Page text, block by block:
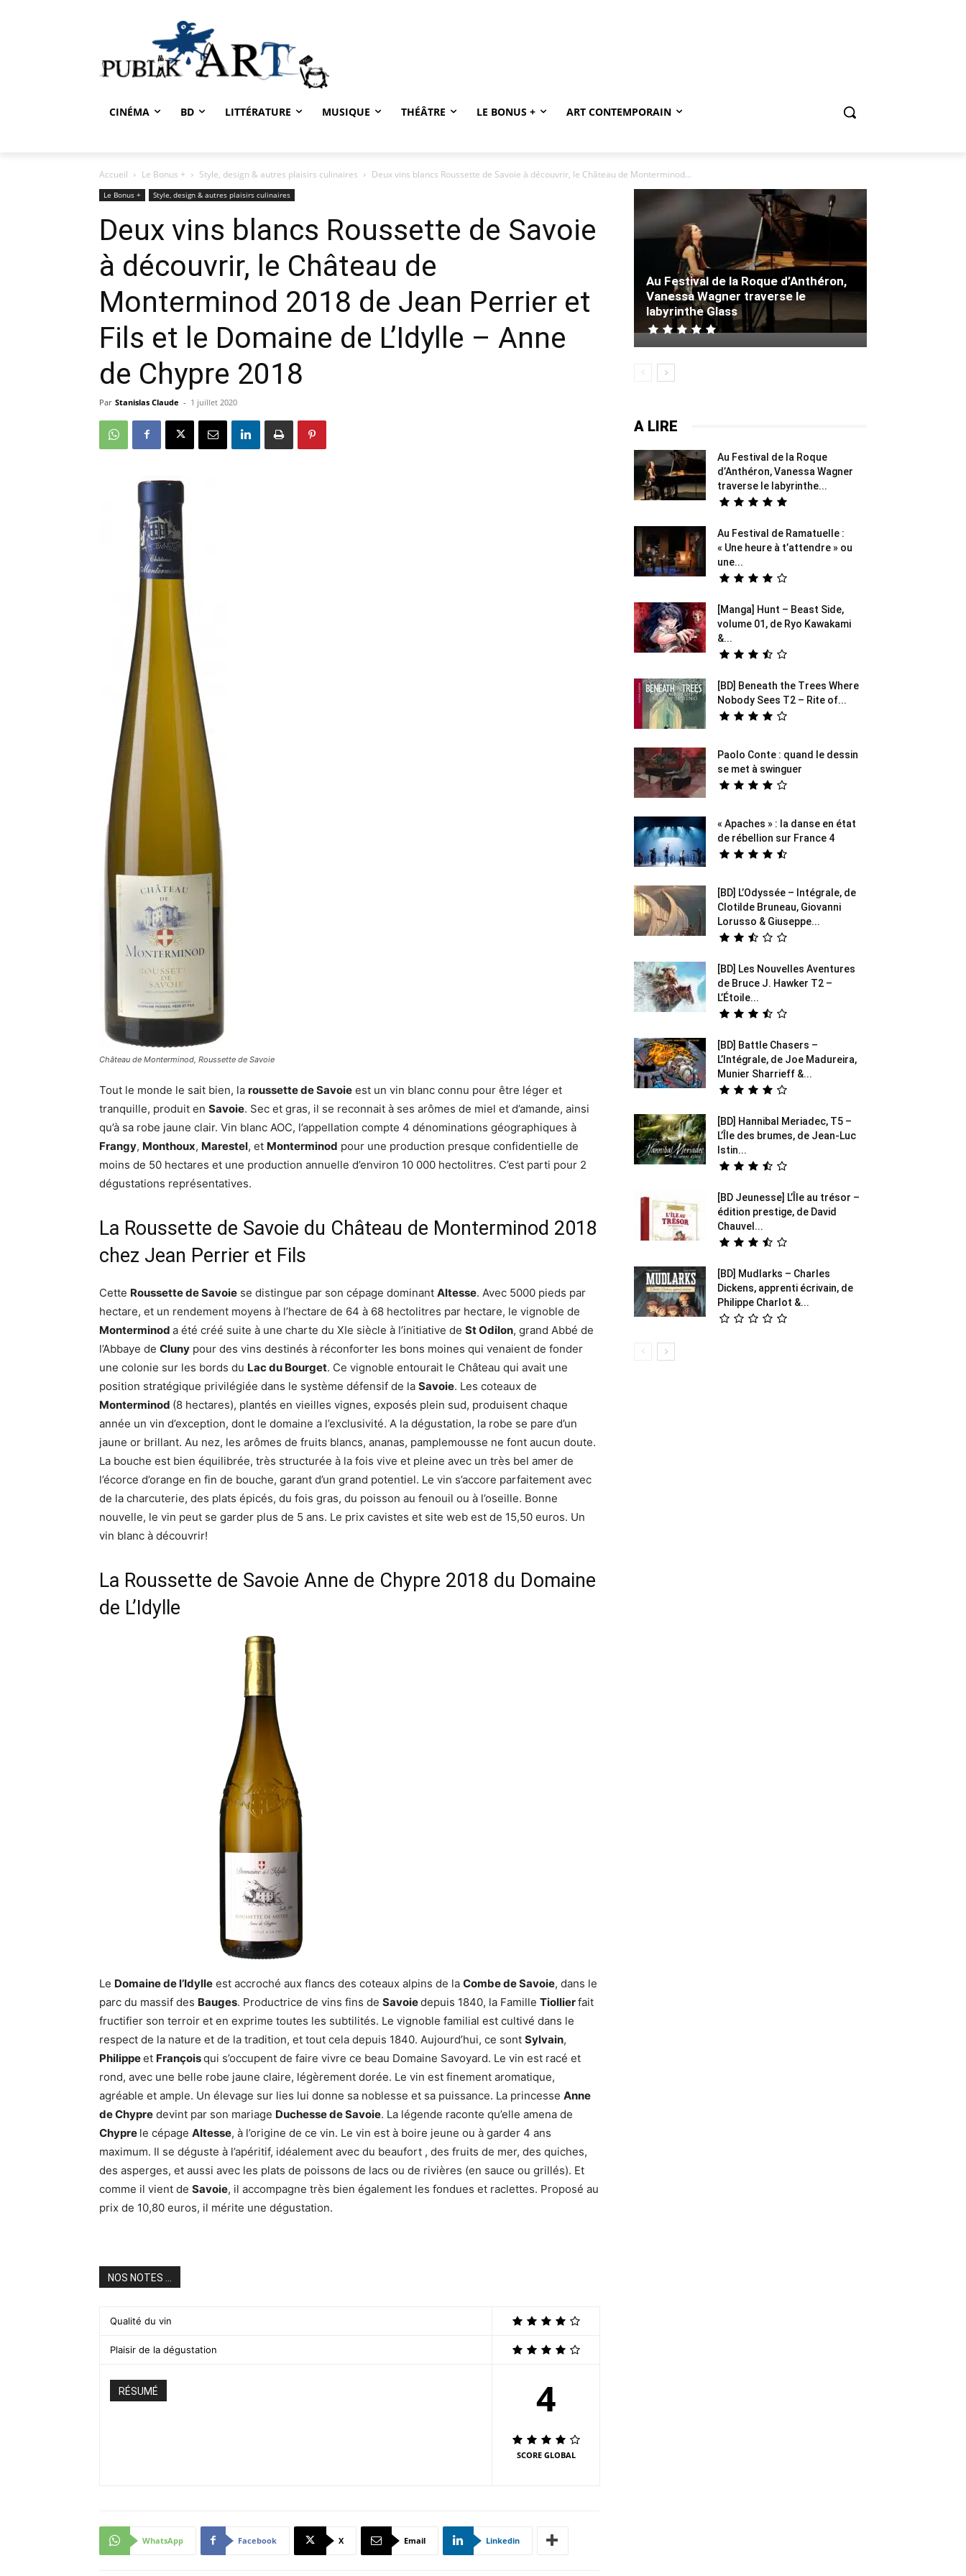
CINÉMA BD LITTÉRATURE MUSIQUE THÉÂTRE LE BONUS + ART CONTEMPORAIN
Accueil Le Bonus + Style, design & autres plaisirs culinaires Deux vins blancs Roussette de Savoie à découvrir, le Château de Monterminod...
Le Bonus + Style, design & autres plaisirs culinaires
Deux vins blancs Roussette de Savoie
à découvrir, le Château de
Monterminod 2018 de Jean Perrier et
Fils et le Domaine de L’Idylle – Anne
de Chypre 2018
Par Stanislas Claude - 1 juillet 2020
Château de Monterminod, Roussette de Savoie
Tout le monde le sait bien, la roussette de Savoie est un vin blanc connu pour être léger et
tranquille, produit en Savoie. Sec et gras, il se reconnait à ses arômes de miel et d’amande, ainsi
qu’à sa robe jaune clair. Vin blanc AOC, l’appellation compte 4 dénominations géographiques à
Frangy, Monthoux, Marestel, et Monterminod pour une production presque confidentielle de
moins de 50 hectares et une production annuelle d’environ 10 000 hectolitres. C’est parti pour 2
dégustations représentatives.
La Roussette de Savoie du Château de Monterminod 2018
chez Jean Perrier et Fils
Cette Roussette de Savoie se distingue par son cépage dominant Altesse. Avec 5000 pieds par
hectare, et un rendement moyens à l’hectare de 64 à 68 hectolitres par hectare, le vignoble de
Monterminod a été créé suite à une charte du XIe siècle à l’initiative de St Odilon, grand Abbé de
l’Abbaye de Cluny pour des vins destinés à réconforter les bons moines qui venaient de fonder
une colonie sur les bords du Lac du Bourget. Ce vignoble entourait le Château qui avait une
position stratégique privilégiée dans le système défensif de la Savoie. Les coteaux de
Monterminod (8 hectares), plantés en vieilles vignes, exposés plein sud, produisent chaque
année un vin d’exception, dont le domaine a l’exclusivité. A la dégustation, la robe se pare d’un
jaune or brillant. Au nez, les arômes de fruits blancs, ananas, pamplemousse ne font aucun doute.
La bouche est bien équilibrée, très structurée à la fois vive et pleine avec un très bel amer de
l’écorce d’orange en fin de bouche, garant d’un grand potentiel. Le vin s’accore parfaitement avec
de la charcuterie, des plats épicés, du fois gras, du poisson au fenouil ou à l’oseille. Bonne
nouvelle, le vin peut se garder plus de 5 ans. Le prix cavistes et site web est de 15,50 euros. Un
vin blanc à découvrir!
La Roussette de Savoie Anne de Chypre 2018 du Domaine
de L’Idylle
Le Domaine de l’Idylle est accroché aux flancs des coteaux alpins de la Combe de Savoie, dans le
parc du massif des Bauges. Productrice de vins fins de Savoiedepuis 1840, la Famille Tiollierfait
fructifier son terroir et en exprime toutes les subtilités. Le vignoble familial est cultivé dans le
respect de la nature et de la tradition, et tout cela depuis 1840. Aujourd’hui, ce sont Sylvain,
Philippeet Françoisqui s’occupent de faire vivre ce beau Domaine Savoyard. Le vin est racé et
rond, avec une belle robe jaune claire, légèrement dorée. Le vin est finement aromatique,
agréable et ample. Un élevage sur lies lui donne sa noblesse et sa puissance. La princesse Anne
de Chypre devint par son mariage Duchesse de Savoie. La légende raconte qu’elle amena de
Chypre le cépage Altesse, à l’origine de ce vin. Le vin est à boire jeune ou à garder 4 ans
maximum. Il se déguste à l’apéritif, idéalement avec du beaufort , des fruits de mer, des quiches,
des asperges, et aussi avec les plats de poissons de lacs ou de rivières (en sauce ou grillés). Et
comme il vient de Savoie, il accompagne très bien également les fondues et raclettes. Proposé au
prix de 10,80 euros, il mérite une dégustation.
NOS NOTES ...
Qualité du vin
Plaisir de la dégustation
RÉSUMÉ 4
SCORE GLOBAL
WhatsApp Facebook X Email Linkedin
Au Festival de la Roque d’Anthéron,
Vanessa Wagner traverse le
labyrinthe Glass
A LIRE
Au Festival de la Roque
d’Anthéron, Vanessa Wagner
traverse le labyrinthe...
Au Festival de Ramatuelle :
« Une heure à t’attendre » ou
une...
[Manga] Hunt – Beast Side,
volume 01, de Ryo Kawakami
&...
[BD] Beneath the Trees Where
Nobody Sees T2 – Rite of...
Paolo Conte : quand le dessin
se met à swinguer
« Apaches » : la danse en état
de rébellion sur France 4
[BD] L’Odyssée – Intégrale, de
Clotilde Bruneau, Giovanni
Lorusso & Giuseppe...
[BD] Les Nouvelles Aventures
de Bruce J. Hawker T2 –
L’Étoile...
[BD] Battle Chasers –
L’Intégrale, de Joe Madureira,
Munier Sharrieff &...
[BD] Hannibal Meriadec, T5 –
L’Île des brumes, de Jean-Luc
Istin...
[BD Jeunesse] L’Île au trésor –
édition prestige, de David
Chauvel...
[BD] Mudlarks – Charles
Dickens, apprenti écrivain, de
Philippe Charlot &...